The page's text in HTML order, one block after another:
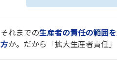
それまでの生産者の責任の範囲
方か。だから「拡大生産者責任」